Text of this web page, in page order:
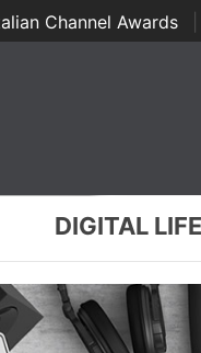
Channel Awards
...
DIGITAL LIFE